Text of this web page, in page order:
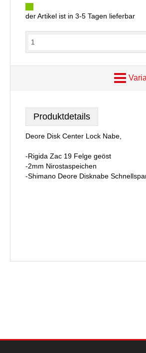
der Artikel ist in 3-5 Tagen lieferbar
Produktdetails
Deore Disk Center Lock Nabe,
-Rigida Zac 19 Felge geöst
-2mm Nirostaspeichen
-Shimano Deore Disknabe